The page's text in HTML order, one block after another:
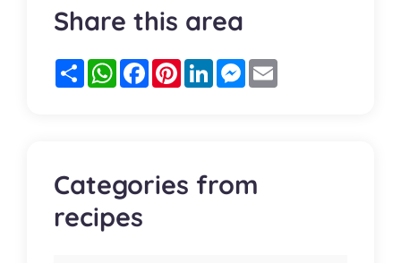
Share this area
PartagerWhatsApp
FacebookPinterestLinkedInMessenger
Categories from
recipes